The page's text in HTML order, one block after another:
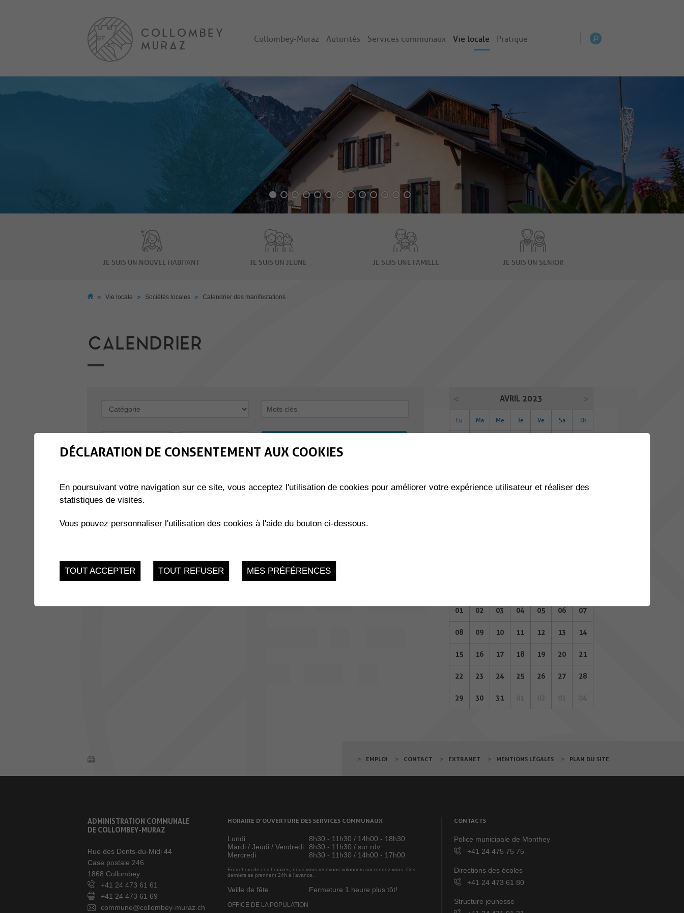
Collombey-Muraz Autorités Services communaux Vie locale Pratique
JE SUIS UN NOUVEL HABITANT JE SUIS UN JEUNE JE SUIS UNE FAMILLE JE SUIS UN SENIOR
> Vie locale > Sociétés locales > Calendrier des manifestations
CALENDRIER
13
MAR.
SÉANCE DU CONSEIL GÉNÉRAL
Muraz, Salle Multiactivités Lundi 13 Mars 2023, 19h
AVRIL 2023
Lu Ma Me Je Ve Sa Di
10 11 12 13 14 15 16
01 02 03 04 05 06 07
08 09 10 11 12 13 14
15 16 17 18 19 20 21
22 23 24 25 26 27 28
29 30 31
EMPLOI CONTACT EXTRANET MENTIONS LÉGALES PLAN DU SITE
ADMINISTRATION COMMUNALE
DE COLLOMBEY-MURAZ
Rue des Dents-du-Midi 44
Case postale 246
1868 Collombey
+41 24 473 61 61
+41 24 473 61 69
commune@collombey-muraz.ch
HORAIRE D’OUVERTURE DES SERVICES COMMUNAUX
Lundi
8h30 - 11h30 / 14h00 - 18h30
Mardi / Jeudi / Vendredi
8h30 - 11h30 / sur rdv
Mercredi
8h30 - 11h30 / 14h00 - 17h00
En dehors de ces horaires, nous vous recevons volontiers sur rendez-vous. Ces
derniers se prennent 24h à l’avance.
Veille de fête Fermeture 1 heure plus tôt!
OFFICE DE LA POPULATION
CONTACTS
Police municipale de Monthey
+41 24 475 75 75
Directions des écoles
+41 24 473 61 80
Structure jeunesse
DÉCLARATION DE CONSENTEMENT AUX COOKIES
En poursuivant votre navigation sur ce site, vous acceptez l'utilisation de cookies pour améliorer votre expérience utilisateur et réaliser des
statistiques de visites.
Vous pouvez personnaliser l'utilisation des cookies à l'aide du bouton ci-dessous.
TOUT ACCEPTER TOUT REFUSER MES PRÉFÉRENCES